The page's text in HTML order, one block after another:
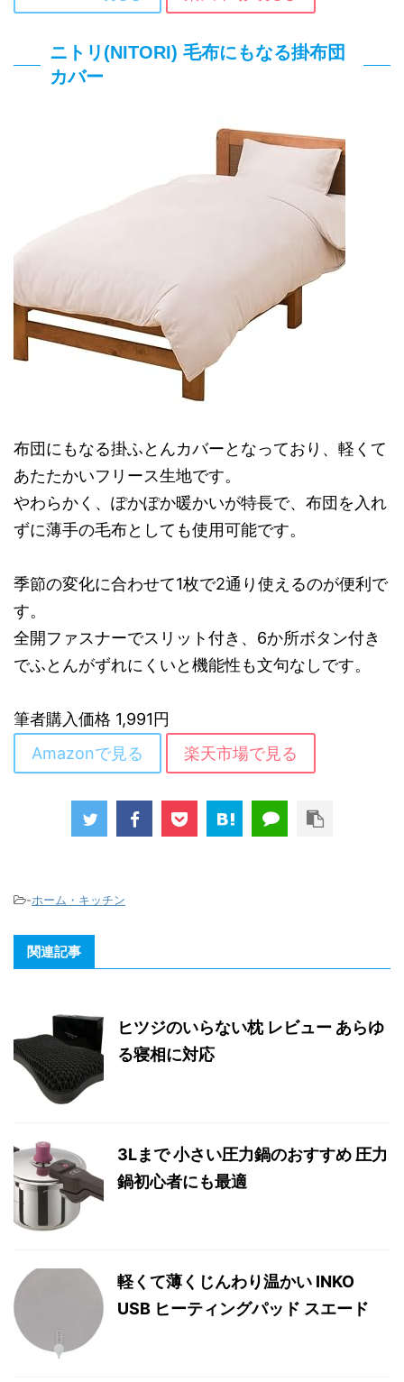
ニトリ(NITORI) 毛布にもなる掛布団
カバー
布団にもなる掛ふとんカバーとなっており、軽くて
あたたかいフリース生地です。
やわらかく、ぽかぽか暖かいが特長で、布団を入れ
ずに薄手の毛布としても使用可能です。
季節の変化に合わせて1枚で2通り使えるのが便利で
す。
全開ファスナーでスリット付き、6か所ボタン付き
でふとんがずれにくいと機能性も文句なしです。
筆者購入価格 1,991円
Amazonで見る
楽天市場で見る
-ホーム・キッチン
関連記事
ヒツジのいらない枕 レビュー あらゆ
る寝相に対応
3Lまで 小さい圧力鍋のおすすめ 圧力
鍋初心者にも最適
軽くて薄くじんわり温かい INKO
USB ヒーティングパッド スエード